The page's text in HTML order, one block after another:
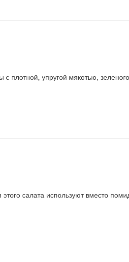
плотной, упругой мякотью,
салата используют вместо